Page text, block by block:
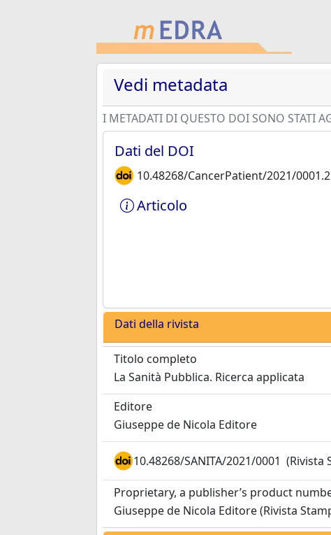
Vedi metadata
I METADATI DI QUESTO DOI SONO STATI
Dati del DOI
10.48268/CancerPatient/2021/0001.2
Articolo
Dati della rivista
Titolo completo
La Sanità Pubblica. Ricerca applicata
Editore
Giuseppe de Nicola Editore
10.48268/SANITA/2021/0001 (Rivista
Proprietary, a publisher’s product
Giuseppe de Nicola Editore (Rivista